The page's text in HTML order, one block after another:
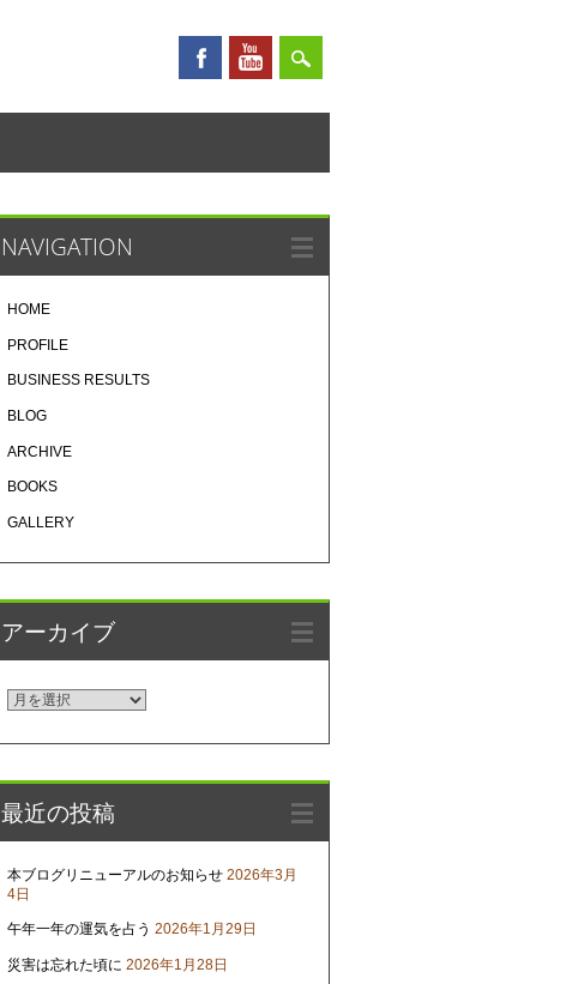
NAVIGATION
HOME
PROFILE
BUSINESS RESULTS
BLOG
ARCHIVE
BOOKS
GALLERY
アーカイブ
ア
イ
ブ
最近の投稿
本ブログリニューアルのお知らせ 2026年3月
4日
午年一年の運気を占う 2026年1月29日
災害は忘れた頃に 2026年1月28日